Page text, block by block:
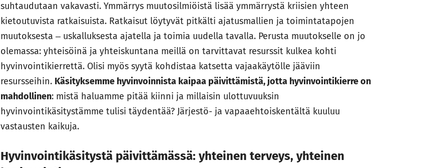
suhtaudutaan vakavasti. Ymmärrys muutosilmiöistä lisää ymmärrystä kriisien yhteen
kietoutuvista ratkaisuista. Ratkaisut löytyvät pitkälti ajatusmallien ja toimintatapojen
muutoksesta ‒ uskalluksesta ajatella ja toimia uudella tavalla. Perusta muutokselle on jo
olemassa: yhteisöinä ja yhteiskuntana meillä on tarvittavat resurssit kulkea kohti
hyvinvointikierrettä. Olisi myös syytä kohdistaa katsetta vajaakäytölle jääviin
resursseihin. Käsityksemme hyvinvoinnista kaipaa päivittämistä, jotta hyvinvointikierre on
mahdollinen: mistä haluamme pitää kiinni ja millaisin ulottuvuuksin
hyvinvointikäsitystämme tulisi täydentää? Järjestö- ja vapaaehtoiskentältä kuuluu
vastausten kaikuja.
Hyvinvointikäsitystä päivittämässä: yhteinen terveys, yhteinen